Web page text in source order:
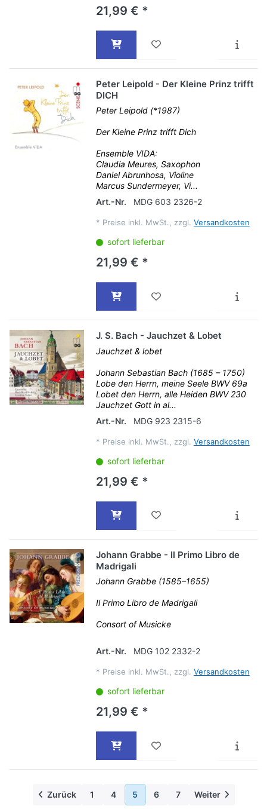
21,99 € *
Peter Leipold - Der Kleine Prinz trifft
DICH
Peter Leipold (*1987)
Der Kleine Prinz trifft Dich
Ensemble VIDA:
Claudia Meures, Saxophon
Daniel Abrunhosa, Violine
Marcus Sundermeyer, Vi...
Art.-Nr.
MDG 603 2326-2
* Preise inkl. MwSt., zzgl. Versandkosten
sofort lieferbar
21,99 € *
J. S. Bach - Jauchzet & Lobet
Jauchzet & lobet
Johann Sebastian Bach (1685 – 1750)
Lobe den Herrn, meine Seele BWV 69a
Lobet den Herrn, alle Heiden BWV 230
Jauchzet Gott in al...
Art.-Nr.
MDG 923 2315-6
* Preise inkl. MwSt., zzgl. Versandkosten
sofort lieferbar
21,99 € *
Johann Grabbe - Il Primo Libro de
Madrigali
Johann Grabbe (1585–1655)
Il Primo Libro de Madrigali
Consort of Musicke
Art.-Nr. MDG 102 2332-2
* Preise inkl. MwSt., zzgl. Versandkosten
sofort lieferbar
21,99 € *
Zurück 1 4 5 6 7 Weiter